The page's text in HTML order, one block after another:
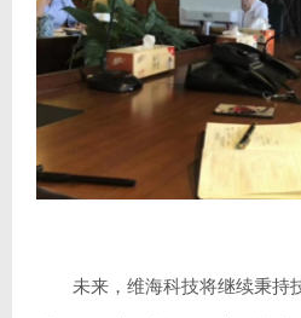
未来，维海科技将继续秉持